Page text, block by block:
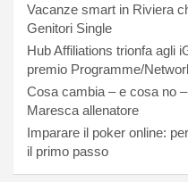
Vacanze smart in Riviera
Genitori Single
Hub Affiliations trionfa agli
premio Programme/
Cosa cambia – e cosa no
Maresca allenatore
Imparare il poker online:
il primo passo